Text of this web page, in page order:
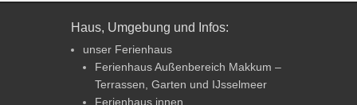
Haus, Umgebung und Infos:
unser Ferienhaus
Ferienhaus Außenbereich Makkum –
Terrassen, Garten und IJsselmeer
Ferienhaus innen